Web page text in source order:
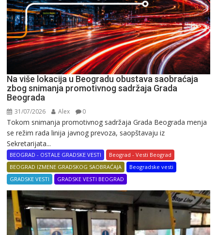
Na više lokacija u Beogradu obustava saobraćaja
zbog snimanja promotivnog sadržaja Grada
Beograda
31/07/2026 Alex 0
Tokom snimanja promotivnog sadržaja Grada Beograda menja
se režim rada linija javnog prevoza, saopštavaju iz
Sekretarijata...
BEOGRAD - OSTALE GRADSKE VESTI
Beograd - Vesti Beograd
BEOGRAD IZMENE GRADSKOG SAOBRAĆAJA
Beogradske vesti
GRADSKE VESTI
GRADSKE VESTI BEOGRAD